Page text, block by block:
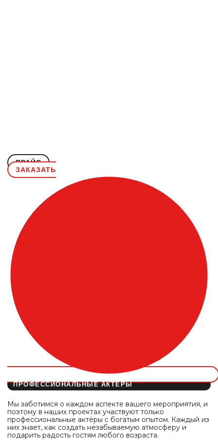
ПРАЙС
ЗАКАЗАТЬ
ПРОФЕССИОНАЛЬНЫЕ АКТЁРЫ
Мы заботимся о каждом аспекте вашего мероприятия, и
поэтому в наших проектах участвуют только
профессиональные актёры с богатым опытом. Каждый из
них знает, как создать незабываемую атмосферу и
подарить радость гостям любого возраста.